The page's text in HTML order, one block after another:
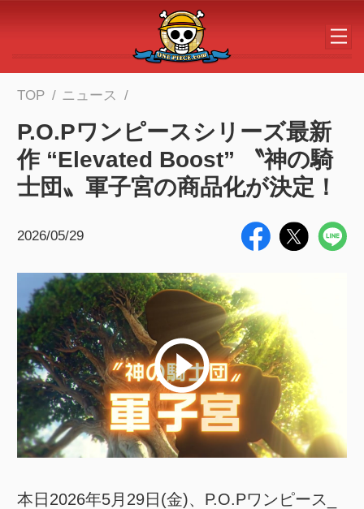
メインコンテンツへスキップする
TOP ニュース
P.O.Pワンピースシリーズ最新
作 “Elevated Boost” 〝神の騎
士団〟軍子宮の商品化が決定！
2026/05/29
本日2026年5月29日(金)、P.O.Pワンピース_